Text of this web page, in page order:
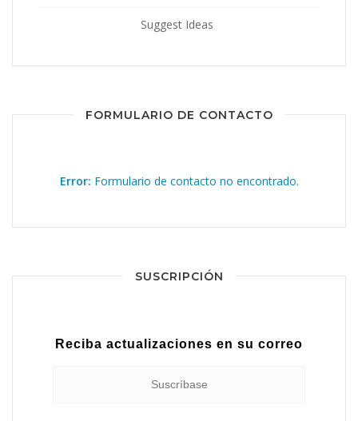
Suggest Ideas
FORMULARIO DE CONTACTO
Error: Formulario de contacto no encontrado.
SUSCRIPCIÓN
Reciba actualizaciones en su correo